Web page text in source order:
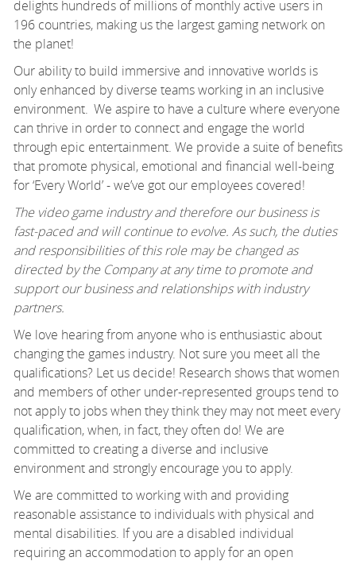
delights hundreds of millions of monthly active users in
196 countries, making us the largest gaming network on
the planet!
Our ability to build immersive and innovative worlds is
only enhanced by diverse teams working in an inclusive
environment. We aspire to have a culture where everyone
can thrive in order to connect and engage the world
through epic entertainment. We provide a suite of benefits
that promote physical, emotional and financial well-being
for ‘Every World’ -we’ve got our employees covered!
The video game industry and therefore our business is
fast-paced and will continue to evolve. As such, the duties
and responsibilities of this role may be changed as
directed by the Company at any time to promote and
support our business and relationships with industry
partners.
We love hearing from anyone who is enthusiastic about
changing the games industry. Not sure you meet all the
qualifications? Let us decide! Research shows that women
and members of other under-represented groups tend to
not apply to jobs when they think they may not meet every
qualification, when, in fact, they often do! We are
committed to creating a diverse and inclusive
environment and strongly encourage you to apply.
We are committed to working with and providing
reasonable assistance to individuals with physical and
mental disabilities. If you are a disabled individual
requiring an accommodation to apply for an open